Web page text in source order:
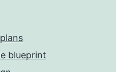
blueprint